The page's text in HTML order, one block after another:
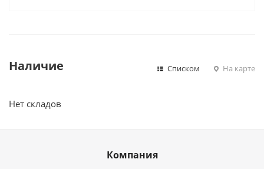
Наличие Списком На карте
Нет складов
Компания